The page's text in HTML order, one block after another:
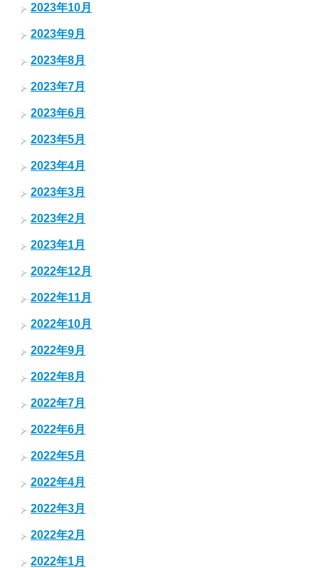
2023年10月
2023年9月
2023年8月
2023年7月
2023年6月
2023年5月
2023年4月
2023年3月
2023年2月
2023年1月
2022年12月
2022年11月
2022年10月
2022年9月
2022年8月
2022年7月
2022年6月
2022年5月
2022年4月
2022年3月
2022年2月
2022年1月